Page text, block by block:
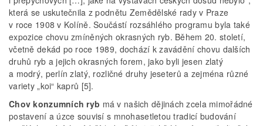
která se uskutečnila z podnětu Zemědělské rady v Praze
v roce 1908 v Kolíně. Součástí rozsáhlého programu byla také
expozice chovu zmíněných okrasných ryb. Během 20. století,
včetně dekád po roce 1989, dochází k zavádění chovu dalších
druhů ryb a jejich okrasných forem, jako byli jesen zlatý
a modrý, perlín zlatý, rozličné druhy jeseterů a zejména různé
variety „koi“ kaprů [5].
Chov konzumních ryb má v našich dějinách zcela mimořádné
postavení a úzce souvisí s mnohasetletou tradicí budování